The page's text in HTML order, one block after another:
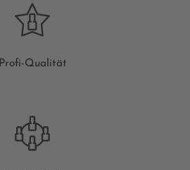
Profi-Qualität